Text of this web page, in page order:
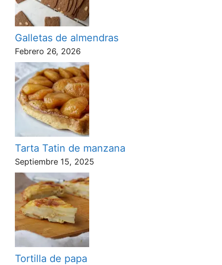
Galletas de almendras
Febrero 26, 2026
Tarta Tatin de manzana
Septiembre 15, 2025
Tortilla de papa